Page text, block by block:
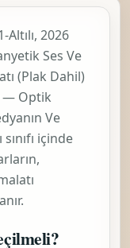
Altılı, 2026
Ses Ve
(Plak Dahil)
— Optik
Ve
sınıfı içinde